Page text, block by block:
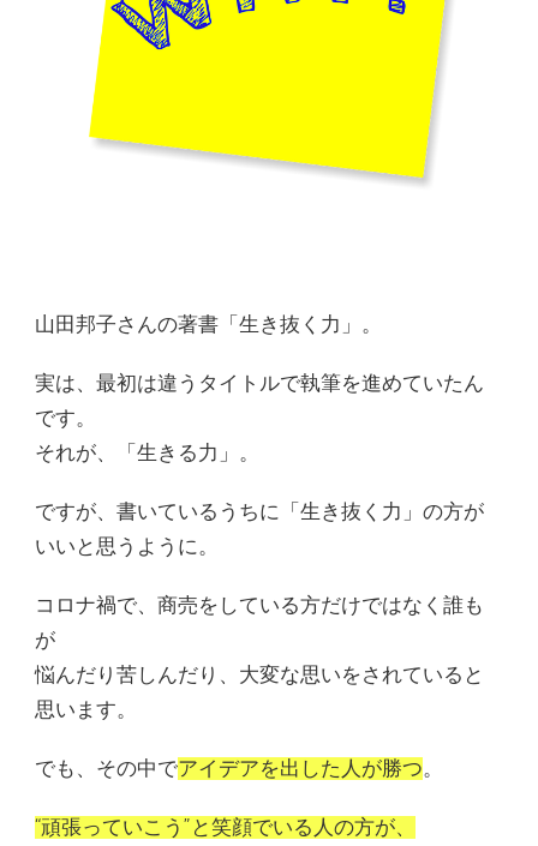
山田邦子さんの著書「生き抜く力」。
実は、最初は違うタイトルで執筆を進めていたん
です。
それが、「生きる力」。
ですが、書いているうちに「生き抜く力」の方が
いいと思うように。
コロナ禍で、商売をしている方だけではなく誰も
が
悩んだり苦しんだり、大変な思いをされていると
思います。
でも、その中でアイデアを出した人が勝つ。
“頑張っていこう”と笑顔でいる人の方が、